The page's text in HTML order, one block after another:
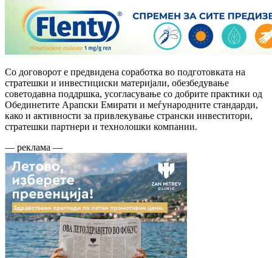
Со договорот е предвидена соработка во подготовката на
стратешки и инвестициски материјали, обезбедување
советодавна поддршка, усогласување со добрите практики од
Обединетите Арапски Емирати и меѓународните стандарди,
како и активности за привлекување странски инвеститори,
стратешки партнери и технолошки компании.
— реклама —